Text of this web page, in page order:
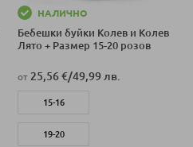
НАЛИЧНО
Бебешки буйки Колев и Колев
Лято + Размер 15-20 розов
от 25,56 €/49,99 лв.
15-16
19-20